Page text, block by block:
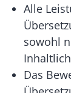
Alle
sowohl
Das